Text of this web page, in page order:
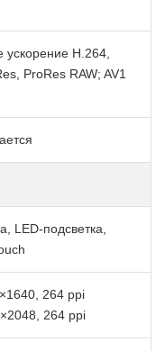
ускорение H.264,
ProRes RAW; AV1
LED-подсветка,
264 ppi
264 ppi